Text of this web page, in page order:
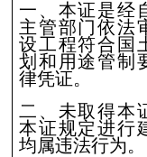
一、本证是经
主管部门依法
设工程符合国
划和用途管制
律凭证。
二、未取得本
本证规定进行
均属违法行为。